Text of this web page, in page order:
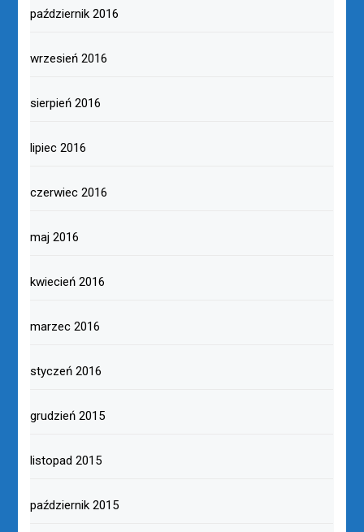
październik 2016
wrzesień 2016
sierpień 2016
lipiec 2016
czerwiec 2016
maj 2016
kwiecień 2016
marzec 2016
styczeń 2016
grudzień 2015
listopad 2015
październik 2015